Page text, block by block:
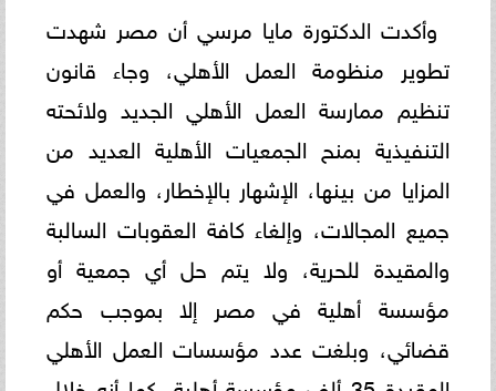
وأكدت الدكتورة مايا مرسي أن مصر شهدت
تطوير منظومة العمل الأهلي، وجاء قانون
تنظيم ممارسة العمل الأهلي الجديد ولائحته
التنفيذية بمنح الجمعيات الأهلية العديد من
المزايا من بينها، الإشهار بالإخطار، والعمل في
جميع المجالات، وإلغاء كافة العقوبات السالبة
والمقيدة للحرية، ولا يتم حل أي جمعية أو
مؤسسة أهلية في مصر إلا بموجب حكم
قضائي، وبلغت عدد مؤسسات العمل الأهلي